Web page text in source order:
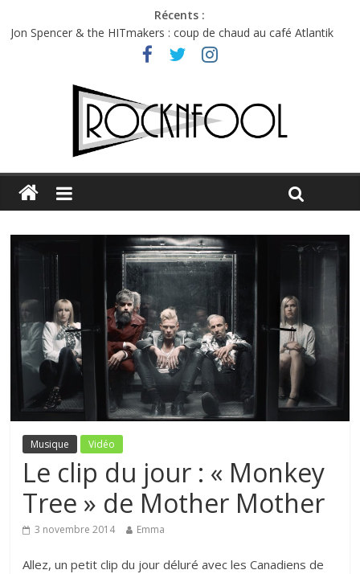
Récents :
Jon Spencer & the HITmakers : coup de chaud au café Atlantik
Hellfest 2026 vendredi : température et émotions en hausse
Hellfest 2026 jeudi : impossible de choisir entre chaleur et bonne
Première édition du Midgard Festival : entre bière, métal et
Charlie Puth à l’Olympia : la leçon de pop du Professeur Puth
Musique Vidéo
Le clip du jour : « Monkey
Tree » de Mother Mother
3 novembre 2014 Emma
Allez, un petit clip du jour déluré avec les Canadiens de